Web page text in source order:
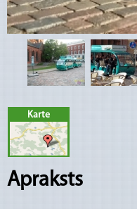
Karte
Apraksts